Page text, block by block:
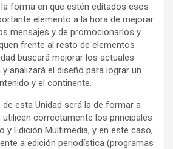
forma en que estén editados esos
elemento a la hora de mejorar
mensajes y de promocionarlos y
frente al resto de elementos
buscará mejorar los actuales
analizará el diseño para lograr un
y el continente.
esta Unidad será la de formar a
correctamente los principales
y Edición Multimedia, y en este caso,
a edición periodística (programas